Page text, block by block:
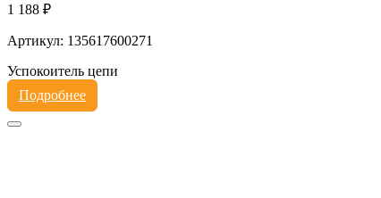
1 188 ₽
Артикул: 135617600271
Успокоитель цепи
Подробнее